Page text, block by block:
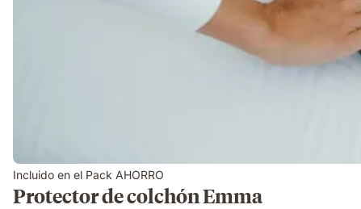
Incluido en el Pack AHORRO
Protector de colchón Emma